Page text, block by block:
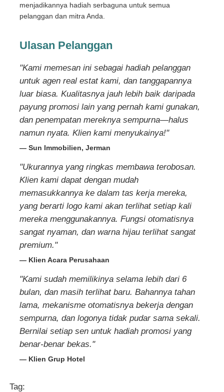
menjadikannya hadiah serbaguna untuk semua
pelanggan dan mitra Anda.
Ulasan Pelanggan
"Kami memesan ini sebagai hadiah pelanggan
untuk agen real estat kami, dan tanggapannya
luar biasa. Kualitasnya jauh lebih baik daripada
payung promosi lain yang pernah kami gunakan,
dan penempatan mereknya sempurna—halus
namun nyata. Klien kami menyukainya!"
— Sun Immobilien, Jerman
"Ukurannya yang ringkas membawa terobosan.
Klien kami dapat dengan mudah
memasukkannya ke dalam tas kerja mereka,
yang berarti logo kami akan terlihat setiap kali
mereka menggunakannya. Fungsi otomatisnya
sangat nyaman, dan warna hijau terlihat sangat
premium."
— Klien Acara Perusahaan
"Kami sudah memilikinya selama lebih dari 6
bulan, dan masih terlihat baru. Bahannya tahan
lama, mekanisme otomatisnya bekerja dengan
sempurna, dan logonya tidak pudar sama sekali.
Bernilai setiap sen untuk hadiah promosi yang
benar-benar bekas."
— Klien Grup Hotel
Tag: